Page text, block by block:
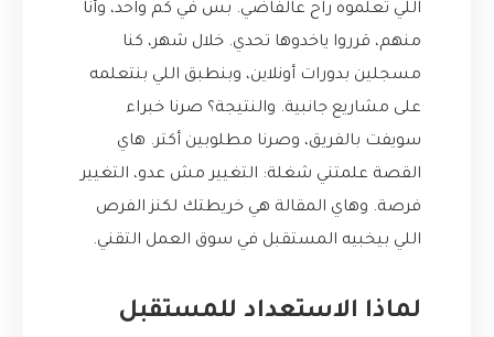
اللي تعلموه راح عالفاضي. بس في كم واحد، وأنا
منهم، قرروا ياخدوها تحدي. خلال شهر، كنا
مسجلين بدورات أونلاين، وبنطبق اللي بنتعلمه
على مشاريع جانبية. والنتيجة؟ صرنا خبراء
سويفت بالفريق، وصرنا مطلوبين أكتر. هاي
القصة علمتني شغلة: التغيير مش عدو، التغيير
فرصة. وهاي المقالة هي خريطتك لكنز الفرص
اللي بيخبيه المستقبل في سوق العمل التقني.
لماذا الاستعداد للمستقبل